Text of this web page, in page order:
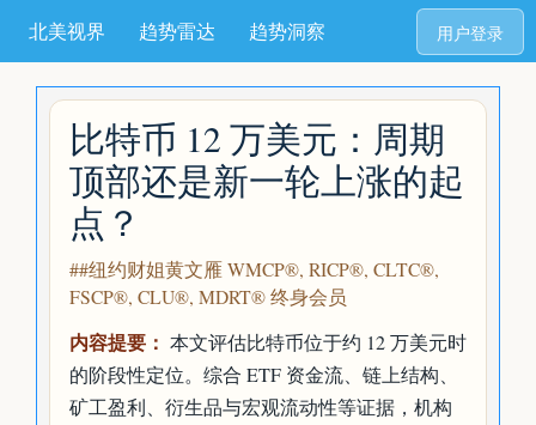
北美视界 趋势雷达 趋势洞察 用户登录
比特币 12 万美元：周期
顶部还是新一轮上涨的起
点？
##纽约财姐黄文雁 WMCP®, RICP®, CLTC®,
FSCP®, CLU®, MDRT® 终身会员
内容提要： 本文评估比特币位于约 12 万美元时
的阶段性定位。综合 ETF 资金流、链上结构、
矿工盈利、衍生品与宏观流动性等证据，机构